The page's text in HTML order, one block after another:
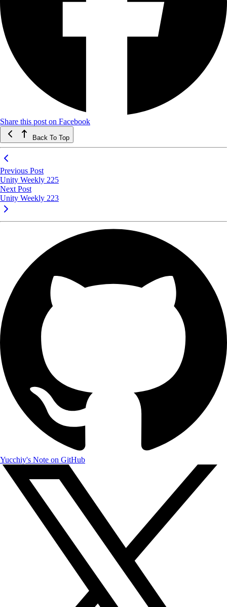
Share this post on Facebook
Back To Top
Previous Post
Unity Weekly 225
Next Post
Unity Weekly 223
Yucchiy's Note on GitHub